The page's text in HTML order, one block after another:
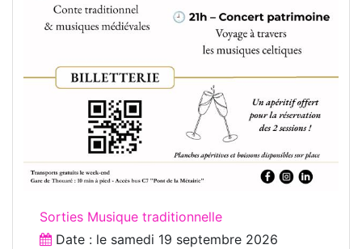
Sorties Musique traditionnelle
Date : le samedi 19 septembre 2026